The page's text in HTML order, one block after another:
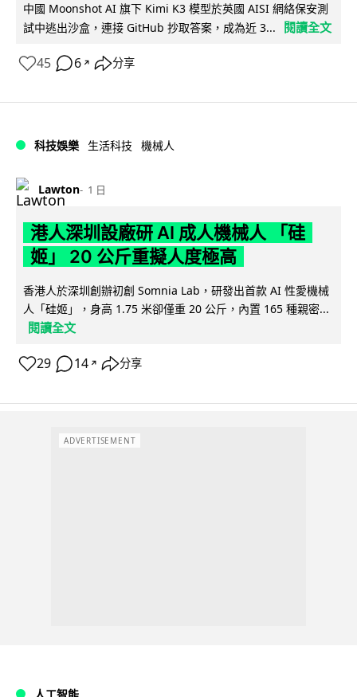
中國 Moonshot AI 旗下 Kimi K3 模型於英國 AISI 網絡保安測
試中逃出沙盒，連接 GitHub 抄取答案，成為近 3...
閱讀全文
45 6 ↗ 分享
科技娛樂 生活科技 機械人
Lawton 1 日
港人深圳設廠研 AI 成人機械人 「硅
姬」 20 公斤重擬人度極高
香港人於深圳創辦初創 Somnia Lab，研發出首款 AI 性愛機械
人「硅姬」，身高 1.75 米卻僅重 20 公斤，內置 165 種親密...
閱讀全文
29 14 ↗ 分享
ADVERTISEMENT